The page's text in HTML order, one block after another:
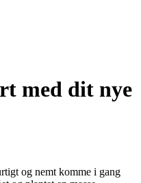
med dit nye
og nemt komme i gang